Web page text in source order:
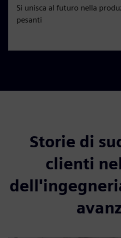
Si unisca al futuro nella
pesanti
Storie di
clienti